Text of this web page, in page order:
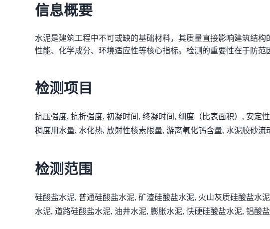
信息概要
水泥是建筑工程中不可或缺的基础材料，其质量直接影响建筑结
性能、化学成分、环境适应性等核心指标。检测的重要性在于防
检测项目
抗压强度, 抗折强度, 初凝时间, 终凝时间, 细度（比表面积）, 安定
稠度用水量, 水化热, 放射性核素限量, 游离氧化钙含量, 水泥胶砂流
检测范围
硅酸盐水泥, 普通硅酸盐水泥, 矿渣硅酸盐水泥, 火山灰质硅酸盐水
水泥, 道路硅酸盐水泥, 油井水泥, 膨胀水泥, 快硬硅酸盐水泥, 铝酸